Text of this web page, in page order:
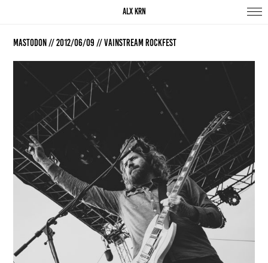
ALX KRN
Mastodon // 2012/06/09 // Vainstream Rockfest